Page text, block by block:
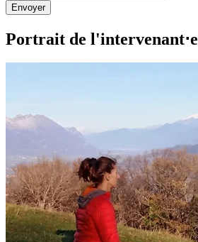
Envoyer
Portrait de l'intervenant⋅e